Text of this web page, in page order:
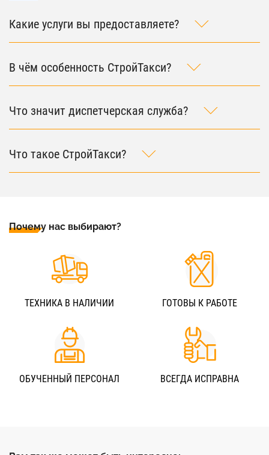
Какие услуги вы предоставляете?
В чём особенность СтройТакси?
Что значит диспетчерская служба?
Что такое СтройТакси?
Почему нас выбирают?
ТЕХНИКА В НАЛИЧИИ ГОТОВЫ К РАБОТЕ
ОБУЧЕННЫЙ ПЕРСОНАЛ ВСЕГДА ИСПРАВНА